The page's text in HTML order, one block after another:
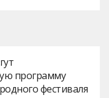
программу
фестиваля